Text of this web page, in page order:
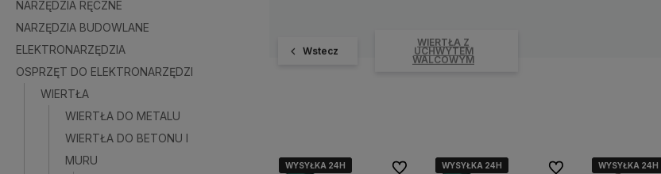
NARZĘDZIA RĘCZNE
NARZĘDZIA BUDOWLANE
ELEKTRONARZĘDZIA
OSPRZĘT DO ELEKTRONARZĘDZI
WIERTŁA
WIERTŁA DO METALU
WIERTŁA DO BETONU I
MURU
Wstecz
WIERTŁA Z
UCHWYTEM
WALCOWYM
WYSYŁKA 24H
WYSYŁKA 24H
WYSYŁKA 24H Do ulubionychWYSYŁKA 24H
WYSYŁKA 24H
WYSYŁKA 24H Do ulubionychWYSYŁKA 24H
WYSYŁKA 24H
WYSYŁKA 24H